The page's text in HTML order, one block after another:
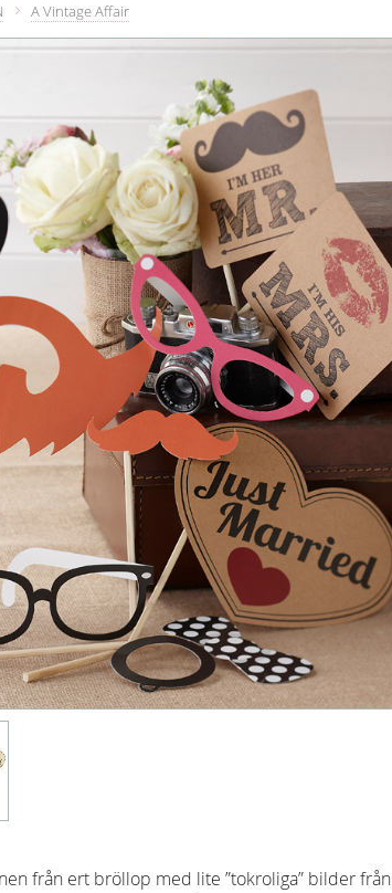
A Vintage Affair
från ert bröllop med lite ”tokroliga” bilder från